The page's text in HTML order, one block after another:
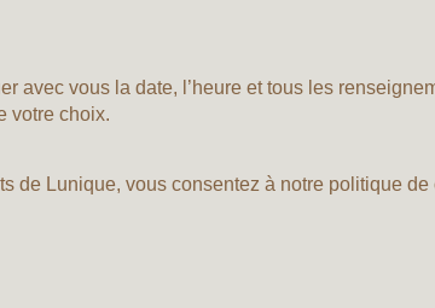
avec vous la date, l’heure et tous les
votre choix.
de Lunique, vous consentez à notre politique